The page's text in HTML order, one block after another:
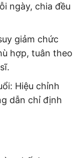
ngày, chia đều
giảm chức
hợp, tuân theo
Hiệu chỉnh
dẫn chỉ định